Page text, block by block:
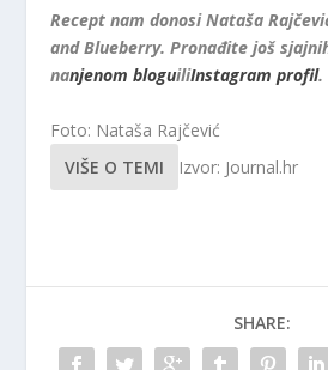
Recept nam donosi Nataša
and Blueberry. Pronađite još
nanjenom bloguiliInstagram profil.
Foto: Nataša Rajčević
VIŠE O TEMI
Izvor: Journal.hr
SHARE: